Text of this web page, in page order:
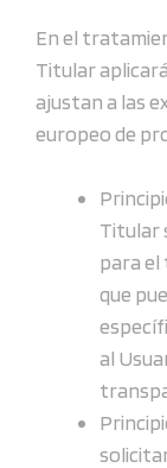
En el
Titular
ajustan a las
europeo de
Titular
para
que
al